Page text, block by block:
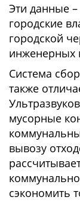
Эти данные
городские
городской
инженерных
Система
также
мусорные
вывозу
сэкономить